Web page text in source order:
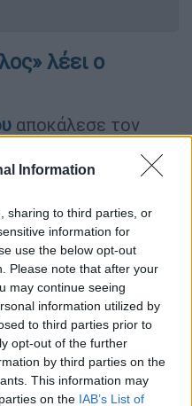
Information
sharing to third parties, or
information for
use the below opt-out
Please note that after your
may continue seeing
information utilized by
to third parties prior to
opt-out of the further
by third parties on the
This information may
on the IAB’s List of
λέει ο
αποκάλεσε τον
«υπερασπίστηκε
ομιλία προς το
δήλωσε
πρόεδρος
και
», είπε,
.